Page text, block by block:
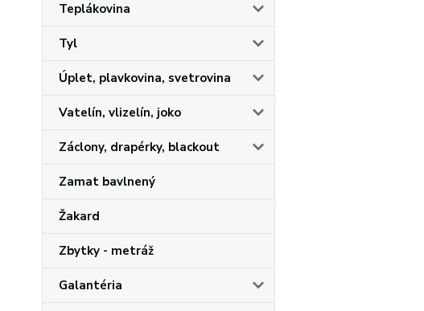
Teplákovina
Tyl
Úplet, plavkovina, svetrovina
Vatelín, vlizelín, joko
Záclony, drapérky, blackout
Zamat bavlnený
Žakard
Zbytky - metráž
Galantéria